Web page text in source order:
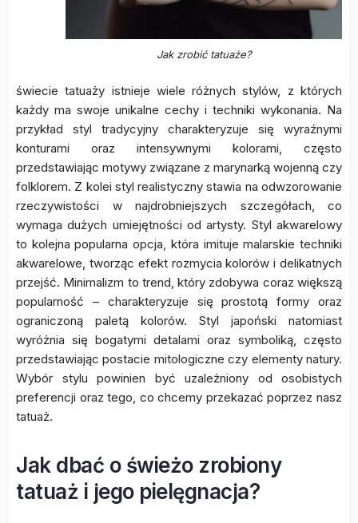
Jak zrobić tatuaże?
świecie tatuaży istnieje wiele różnych stylów, z których
każdy ma swoje unikalne cechy i techniki wykonania. Na
przykład styl tradycyjny charakteryzuje się wyraźnymi
konturami oraz intensywnymi kolorami, często
przedstawiając motywy związane z marynarką wojenną czy
folklorem. Z kolei styl realistyczny stawia na odwzorowanie
rzeczywistości w najdrobniejszych szczegółach, co
wymaga dużych umiejętności od artysty. Styl akwarelowy
to kolejna popularna opcja, która imituje malarskie techniki
akwarelowe, tworząc efekt rozmycia kolorów i delikatnych
przejść. Minimalizm to trend, który zdobywa coraz większą
popularność – charakteryzuje się prostotą formy oraz
ograniczoną paletą kolorów. Styl japoński natomiast
wyróżnia się bogatymi detalami oraz symboliką, często
przedstawiając postacie mitologiczne czy elementy natury.
Wybór stylu powinien być uzależniony od osobistych
preferencji oraz tego, co chcemy przekazać poprzez nasz
tatuaż.
Jak dbać o świeżo zrobiony
tatuaż i jego pielęgnacja?